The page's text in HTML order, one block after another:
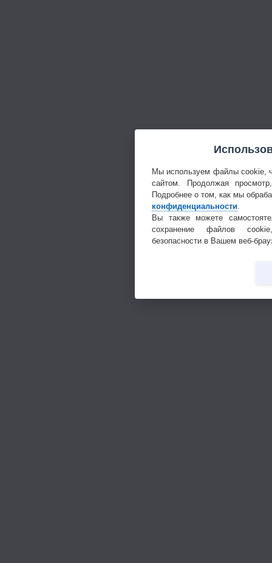
Мы используем файлы cookie,
сайтом. Продолжая
Подробнее о том, как мы
конфиденциальности
Вы также можете
сохранение файлов
безопасности в Вашем веб-